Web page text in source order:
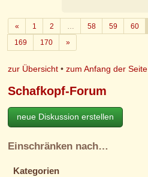
«Zurück
1 2 58 59 60
169
170 »Weiter
zur Übersicht •zum Anfang der Seite
Schafkopf-Forum
neue Diskussion erstellen
Einschränken nach…
Kategorien